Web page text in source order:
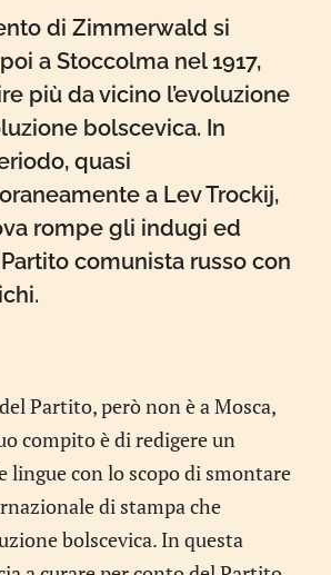
di Zimmerwald si
a Stoccolma nel 1917,
più da vicino l’evoluzione
bolscevica. In
quasi
a Lev Trockij,
rompe gli indugi ed
comunista russo con
Partito, però non è a Mosca,
compito è di redigere un
con lo scopo di smontare
di stampa che
bolscevica. In questa